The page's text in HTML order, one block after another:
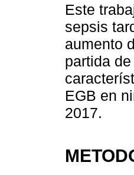
Este
sepsis
aumento
partida
EGB en
2017.